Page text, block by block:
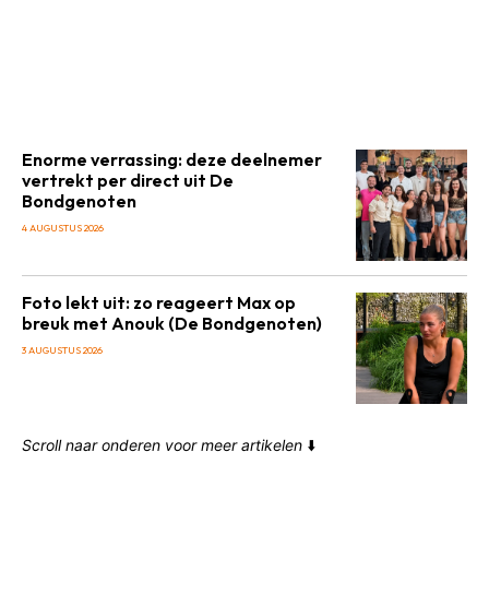
Enorme verrassing: deze deelnemer
vertrekt per direct uit De
Bondgenoten
4 AUGUSTUS 2026
Foto lekt uit: zo reageert Max op
breuk met Anouk (De Bondgenoten)
3 AUGUSTUS 2026
Scroll naar onderen voor meer artikelen ⬇️